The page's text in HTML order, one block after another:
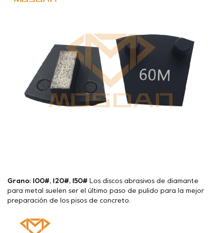
Grano: 100#, 120#, 150#
Los discos abrasivos de diamante
para metal suelen ser el último paso de pulido para la mejor
preparación de los pisos de concreto.